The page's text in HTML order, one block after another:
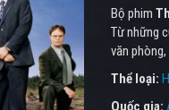
Bộ phim
Từ những
văn
Thể loại:
Quốc gia: